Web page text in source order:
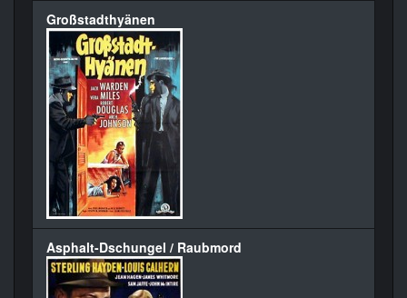
Großstadthyänen
Asphalt-Dschungel / Raubmord